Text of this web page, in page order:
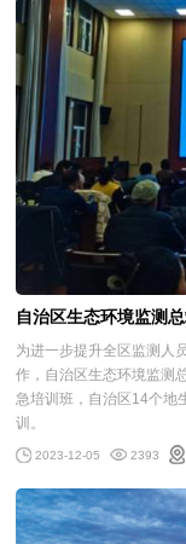
自治区生态环境监测
为进一步提升全区监测人
作，自治区生态环境监测
急培训班，自治区14个地
训。
2023-12-05 2393